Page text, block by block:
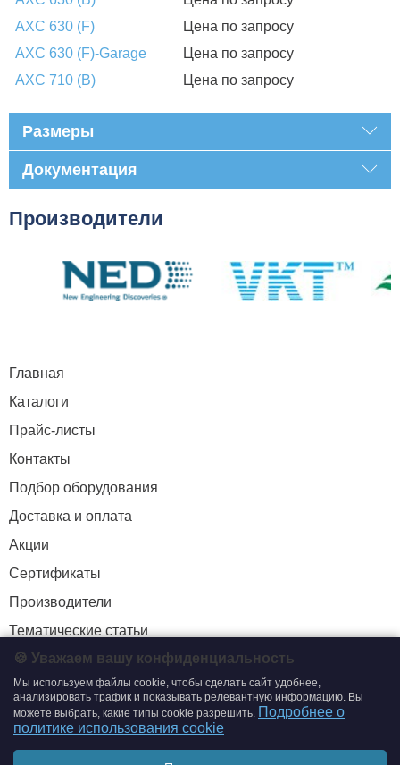
AXC 630 (F)
Цена по запросу
AXC 630 (F)-Garage
Цена по запросу
AXC 710 (B)
Цена по запросу
Размеры
Документация
Производители
Главная
Каталоги
Прайс-листы
Контакты
Подбор оборудования
Доставка и оплата
Акции
Сертификаты
Производители
Тематические статьи
+7 (495) 204-19-33
zakaz@smtrading.ru
🍪 Уважаем вашу конфиденциальность
Мы используем файлы cookie, чтобы сделать сайт удобнее,
анализировать трафик и показывать релевантную информацию. Вы
можете выбрать, какие типы cookie разрешить. Подробнее о
политике использования cookie